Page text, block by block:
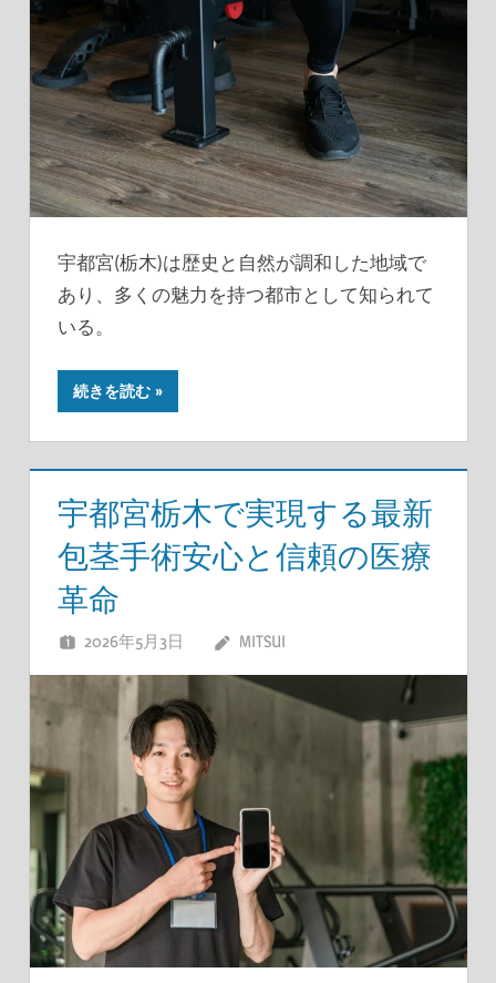
宇都宮(栃木)は歴史と自然が調和した地域で
あり、多くの魅力を持つ都市として知られて
いる。
続きを読む
宇都宮栃木で実現する最新
包茎手術安心と信頼の医療
革命
2026年5月3日 MITSUI